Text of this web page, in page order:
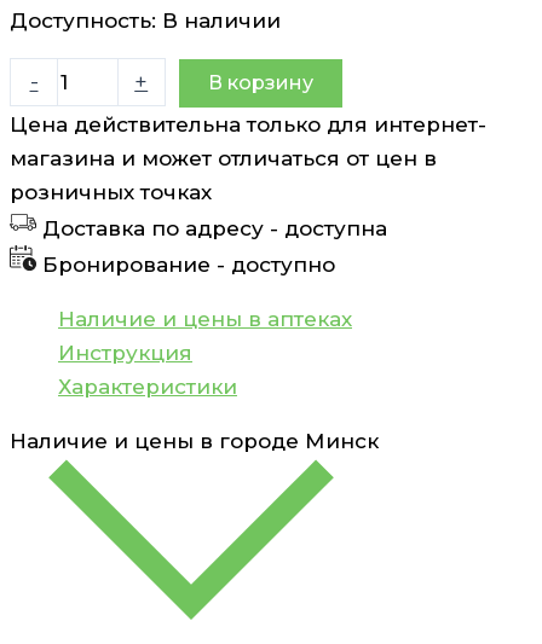
Доступность: В наличии
-
Количество
товара
Аскорбиновая
малина
таблетки
жевательные
+ В корзину
Цена действительна только для интернет-
магазина и может отличаться от цен в
розничных точках
Доставка по адресу - доступна
Бронирование - доступно
Наличие и цены в аптеках
Инструкция
Характеристики
Наличие и цены в городе Минск